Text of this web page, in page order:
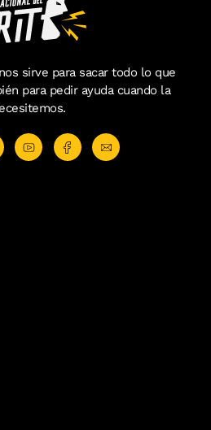
sirve para sacar todo lo que
para pedir ayuda cuando la